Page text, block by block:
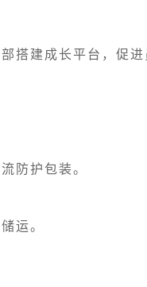
搭建成长平台，促
防护包装。
运。